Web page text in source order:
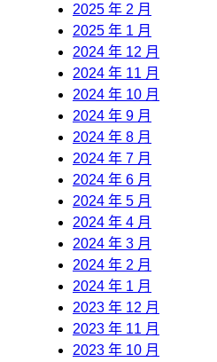
2025 年 2 月
2025 年 1 月
2024 年 12 月
2024 年 11 月
2024 年 10 月
2024 年 9 月
2024 年 8 月
2024 年 7 月
2024 年 6 月
2024 年 5 月
2024 年 4 月
2024 年 3 月
2024 年 2 月
2024 年 1 月
2023 年 12 月
2023 年 11 月
2023 年 10 月